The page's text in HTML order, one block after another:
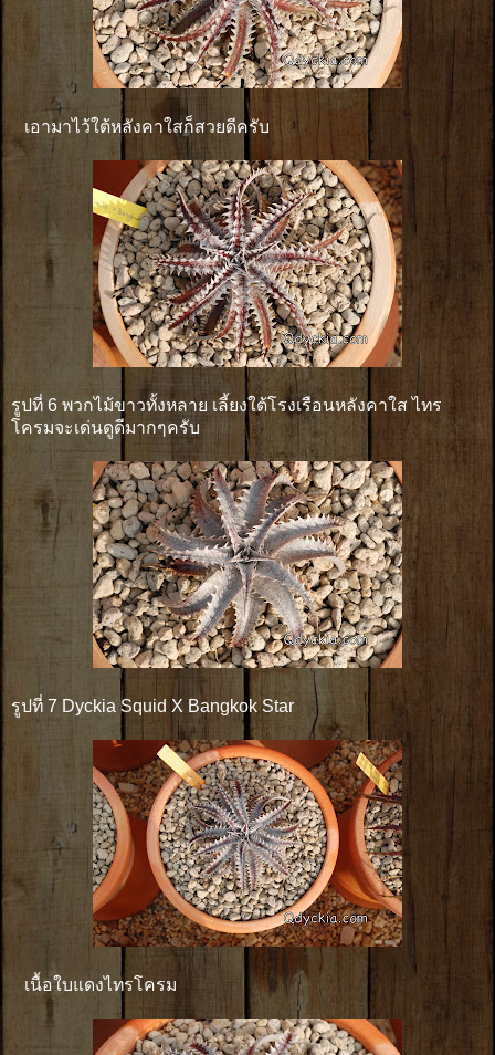
เอามาไว้ใต้หลังคาใสก็สวยดีครับ
รูปที่ 6 พวกไม้ขาวทั้งหลาย เลี้ยงใต้โรงเรือนหลังคาใส ไทร
โครมจะเด่นดูดีมากๆครับ
รูปที่ 7 Dyckia Squid X Bangkok Star
เนื้อใบแดงไทรโครม